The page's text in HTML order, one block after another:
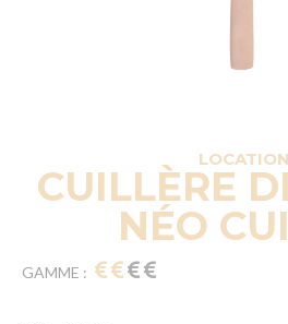
LOCATION
CUILLÈRE
NÉO
GAMME :